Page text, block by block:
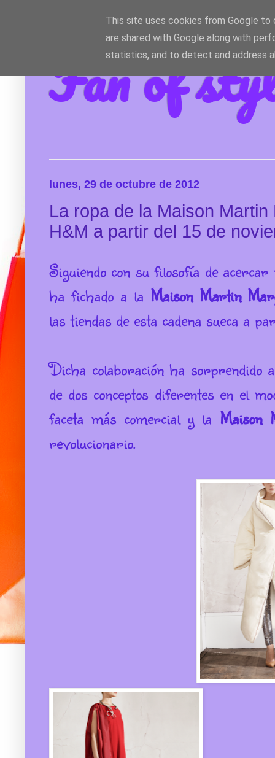
Fan of
lunes, 29 de octubre de 2012
La ropa de la Maison
H&M a partir del 15 de
Siguiendo con su filosofía de
ha fichado a la Maison Martin
las tiendas de esta cadena sueca a
Dicha colaboración ha sorprendido
de dos conceptos diferentes en el
faceta más comercial y la Maison
revolucionario.
This site uses cookies from Google to
are shared with Google along with
statistics, and to detect and address